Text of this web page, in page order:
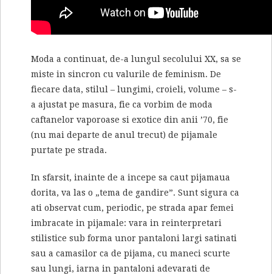
Moda a continuat, de-a lungul secolului XX, sa se
miste in sincron cu valurile de feminism. De
fiecare data, stilul – lungimi, croieli, volume – s-
a ajustat pe masura, fie ca vorbim de moda
caftanelor vaporoase si exotice din anii ’70, fie
(nu mai departe de anul trecut) de pijamale
purtate pe strada.
In sfarsit, inainte de a incepe sa caut pijamaua
dorita, va las o „tema de gandire”. Sunt sigura ca
ati observat cum, periodic, pe strada apar femei
imbracate in pijamale: vara in reinterpretari
stilistice sub forma unor pantaloni largi satinati
sau a camasilor ca de pijama, cu maneci scurte
sau lungi, iarna in pantaloni adevarati de